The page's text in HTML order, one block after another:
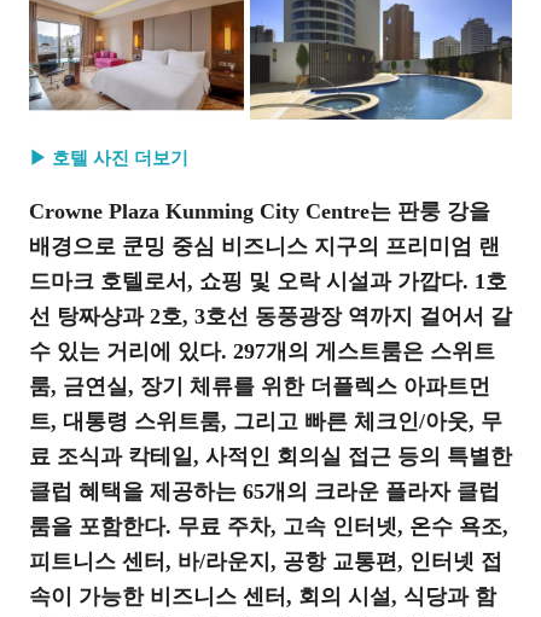
▶ 호텔 사진 더보기
Crowne Plaza Kunming City Centre는 판룽 강을
배경으로 쿤밍 중심 비즈니스 지구의 프리미엄 랜
드마크 호텔로서, 쇼핑 및 오락 시설과 가깝다. 1호
선 탕짜샹과 2호, 3호선 동풍광장 역까지 걸어서 갈
수 있는 거리에 있다. 297개의 게스트룸은 스위트
룸, 금연실, 장기 체류를 위한 더플렉스 아파트먼
트, 대통령 스위트룸, 그리고 빠른 체크인/아웃, 무
료 조식과 칵테일, 사적인 회의실 접근 등의 특별한
클럽 혜택을 제공하는 65개의 크라운 플라자 클럽
룸을 포함한다. 무료 주차, 고속 인터넷, 온수 욕조,
피트니스 센터, 바/라운지, 공항 교통편, 인터넷 접
속이 가능한 비즈니스 센터, 회의 시설, 식당과 함